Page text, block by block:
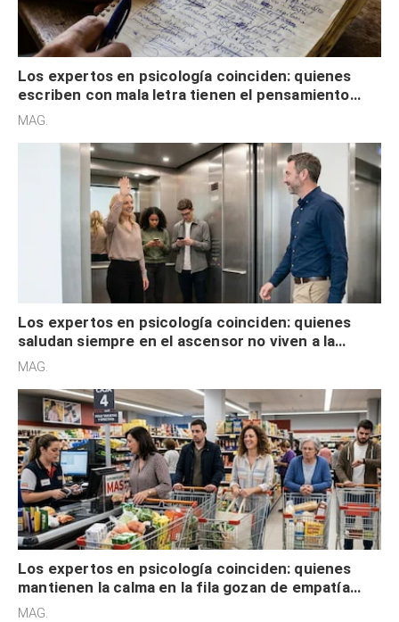
Los expertos en psicología coinciden: quienes
escriben con mala letra tienen el pensamiento
acelerado y no lo hacen por desinterés
MAG.
Los expertos en psicología coinciden: quienes
saludan siempre en el ascensor no viven a la
defensiva y tienen apertura social
MAG.
Los expertos en psicología coinciden: quienes
mantienen la calma en la fila gozan de empatía
cognitiva, gratitud y no solo tienen autocontrol
MAG.